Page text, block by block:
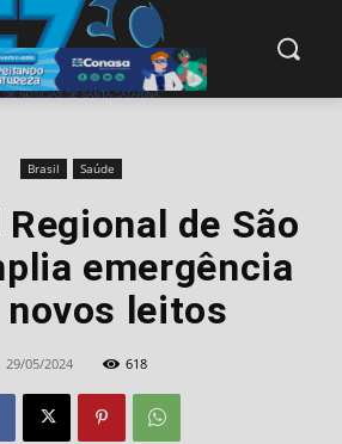
Brasil Saúde
de São
emergência
leitos
29/05/2024 618
modal-check